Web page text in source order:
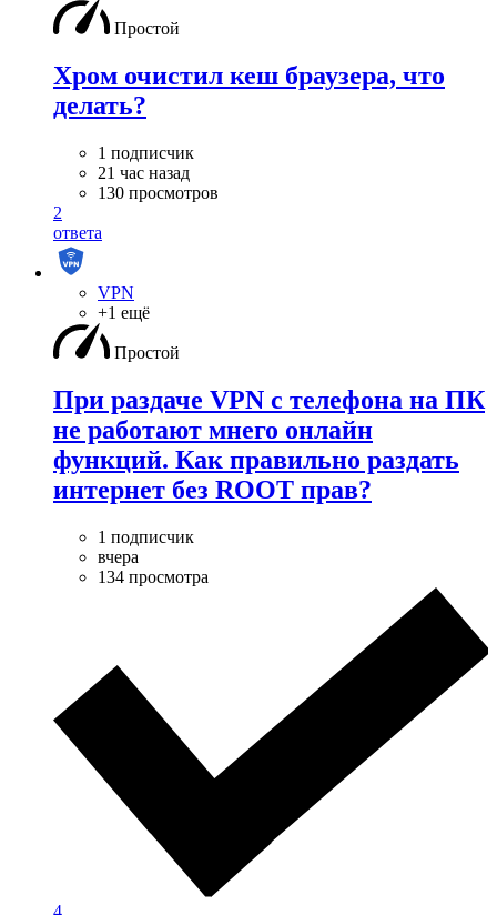
Простой
Хром очистил кеш браузера, что
делать?
1 подписчик
21 час назад
130 просмотров
2
ответа
VPN
+1 ещё
Простой
При раздаче VPN с телефона на ПК
не работают мнего онлайн
функций. Как правильно раздать
интернет без ROOT прав?
1 подписчик
вчера
134 просмотра
4